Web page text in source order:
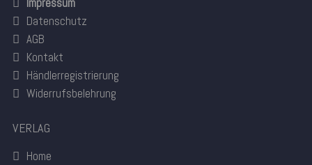
Datenschutz
AGB
Kontakt
Händlerregistrierung
Widerrufsbelehrung
VERLAG
Home